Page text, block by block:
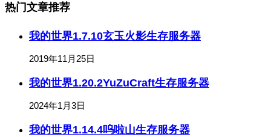
热门文章推荐
我的世界1.7.10玄玉火影生存服务器
2019年11月25日
我的世界1.20.2YuZuCraft生存服务器
2024年1月3日
我的世界1.14.4呜啦山生存服务器